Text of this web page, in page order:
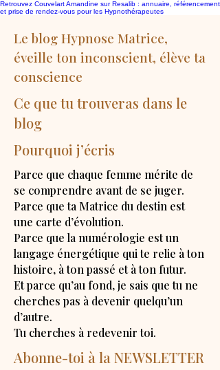
Retrouvez Couvelart Amandine sur Resalib : annuaire, référencement
et prise de rendez-vous pour les Hypnothérapeutes
Le blog Hypnose Matrice,
éveille ton inconscient, élève ta
conscience
Ce que tu trouveras dans le
blog
Pourquoi j’écris
Parce que chaque femme mérite de
se comprendre avant de se juger.
Parce que ta Matrice du destin est
une carte d’évolution.
Parce que la numérologie est un
langage énergétique qui te relie à ton
histoire, à ton passé et à ton futur.
Et parce qu’au fond, je sais que tu ne
cherches pas à devenir quelqu’un
d’autre.
Tu cherches à redevenir toi.
Abonne-toi à la NEWSLETTER